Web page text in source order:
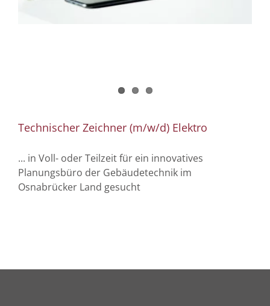
Technischer Zeichner (m/w/d) Elektro
... in Voll- oder Teilzeit für ein innovatives
Planungsbüro der Gebäudetechnik im
Osnabrücker Land gesucht